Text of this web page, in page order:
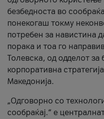
безбедноста во
понекогаш токму
потребен за навистина
порака и тоа го
Толевска, од одделот
корпоративна
Македонија.
„Одговорно со
сообраќај.“ е